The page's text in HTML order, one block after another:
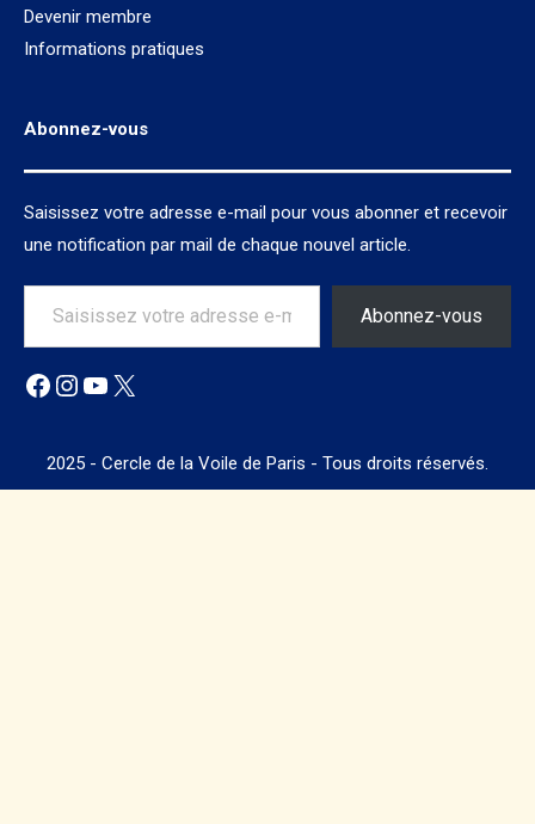
Devenir membre
Informations pratiques
Abonnez-vous
Saisissez votre adresse e-mail pour vous abonner et recevoir
une notification par mail de chaque nouvel article.
Saisissez votre adresse e-mail…
Abonnez-vous
Facebook
Instagram
YouTube
X
2025 - Cercle de la Voile de Paris - Tous droits réservés.